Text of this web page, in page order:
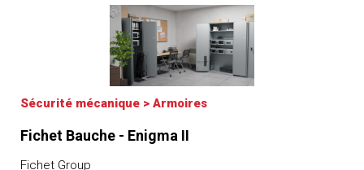
Sécurité mécanique > Armoires
Fichet Bauche - Enigma II
Fichet Group